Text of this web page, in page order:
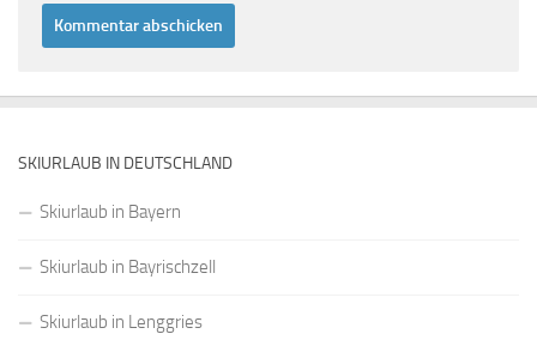
SKIURLAUB IN DEUTSCHLAND
Skiurlaub in Bayern
Skiurlaub in Bayrischzell
Skiurlaub in Lenggries